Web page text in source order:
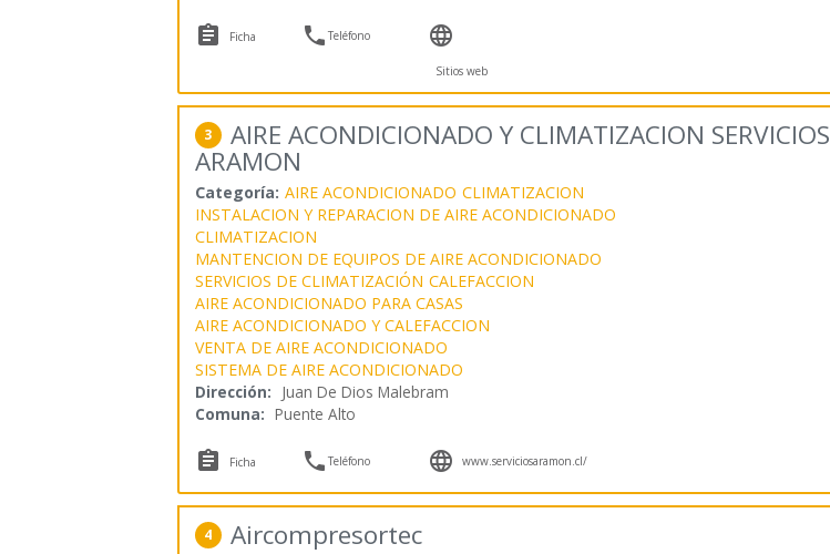
 Ficha Teléfono 
Sitios web
3 AIRE ACONDICIONADO Y CLIMATIZACION SERVICIOS
ARAMON
Categoría: AIRE ACONDICIONADO CLIMATIZACION
INSTALACION Y REPARACION DE AIRE ACONDICIONADO
CLIMATIZACION
MANTENCION DE EQUIPOS DE AIRE ACONDICIONADO
SERVICIOS DE CLIMATIZACIÓN CALEFACCION
AIRE ACONDICIONADO PARA CASAS
AIRE ACONDICIONADO Y CALEFACCION
VENTA DE AIRE ACONDICIONADO
SISTEMA DE AIRE ACONDICIONADO
Dirección: Juan De Dios Malebram
Comuna: Puente Alto
 Ficha Teléfono  www.serviciosaramon.cl/
4 Aircompresortec